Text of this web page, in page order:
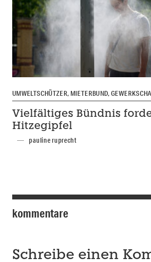
UMWELTSCHÜTZER, MIETERBUND,
Vielfältiges Bündnis
Hitzegipfel
pauline ruprecht
kommentare
Schreibe einen